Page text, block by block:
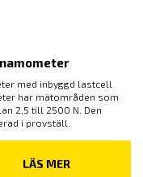
med inbyggd lastcell
har mätområden som
2,5 till 2500 N. Den
i provställ.
LÄS MER